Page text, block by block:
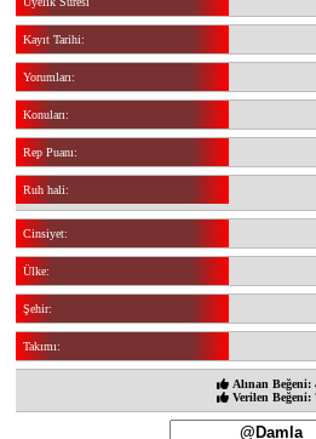
Kayıt Tarihi:
Yorumları:
Konuları:
Rep Puanı:
Ruh hali:
Cinsiyet:
Ülke:
Şehir:
Takımı:
Alınan Beğeni:
Verilen Beğeni: